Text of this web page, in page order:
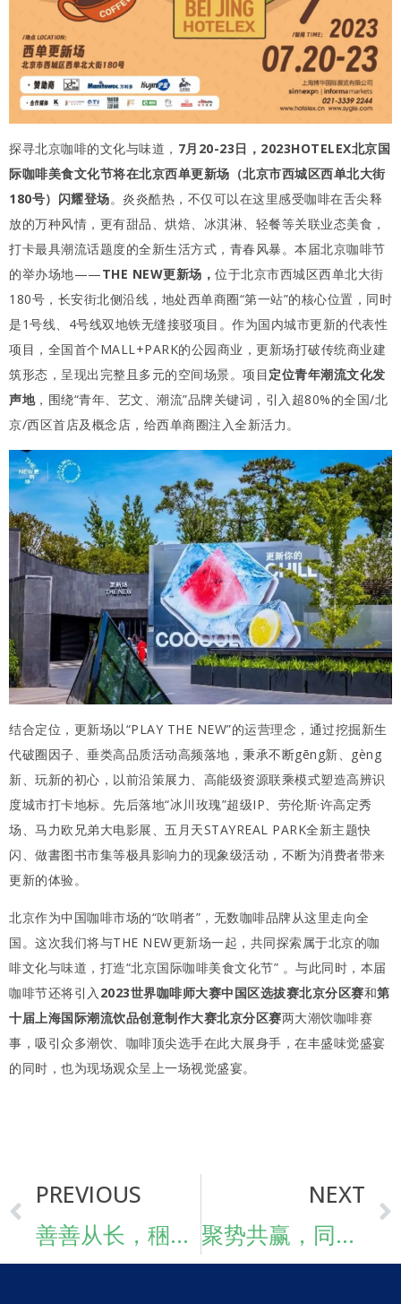
探寻北京咖啡的文化与味道， 7月20-23日，2023HOTELEX北京国
际咖啡美食文化节将在北京西单更新场（北京市西城区西单北大街
180号）闪耀登场。炎炎酷热，不仅可以在这里感受咖啡在舌尖释
放的万种风情，更有甜品、烘焙、冰淇淋、轻餐等关联业态美食，
打卡最具潮流话题度的全新生活方式，青春风暴。本届北京咖啡节
的举办场地——THE NEW更新场， 位于北京市西城区西单北大街
180号，长安街北侧沿线，地处西单商圈“第一站”的核心位置，同时
是1号线、4号线双地铁无缝接驳项目。作为国内城市更新的代表性
项目，全国首个MALL+PARK的公园商业，更新场打破传统商业建
筑形态，呈现出完整且多元的空间场景。项目定位青年潮流文化发
声地，围绕“青年、艺文、潮流”品牌关键词，引入超80%的全国/北
京/西区首店及概念店，给西单商圈注入全新活力。
结合定位，更新场以“PLAY THE NEW”的运营理念，通过挖掘新生
代破圈因子、垂类高品质活动高频落地，秉承不断gēng新、gèng
新、玩新的初心，以前沿策展力、高能级资源联乘模式塑造高辨识
度城市打卡地标。先后落地“冰川玫瑰”超级IP、劳伦斯·许高定秀
场、马力欧兄弟大电影展、五月天STAYREAL PARK全新主题快
闪、做書图书市集等极具影响力的现象级活动，不断为消费者带来
更新的体验。
北京作为中国咖啡市场的“吹哨者”，无数咖啡品牌从这里走向全
国。这次我们将与THE NEW更新场一起，共同探索属于北京的咖
啡文化与味道，打造“北京国际咖啡美食文化节” 。与此同时，本届
咖啡节还将引入 2023世界咖啡师大赛中国区选拔赛北京分区赛和第
十届上海国际潮流饮品创意制作大赛北京分区赛两大潮饮咖啡赛
事，吸引众多潮饮、咖啡顶尖选手在此大展身手，在丰盛味觉盛宴
的同时，也为现场观众呈上一场视觉盛宴。
PREVIOUS
善善从长，稇载而归–2023HOTELEX上海展圆满落幕
NEXT
聚势共赢，同心致远，回顾CPHI & PMEC China 2023盛况！